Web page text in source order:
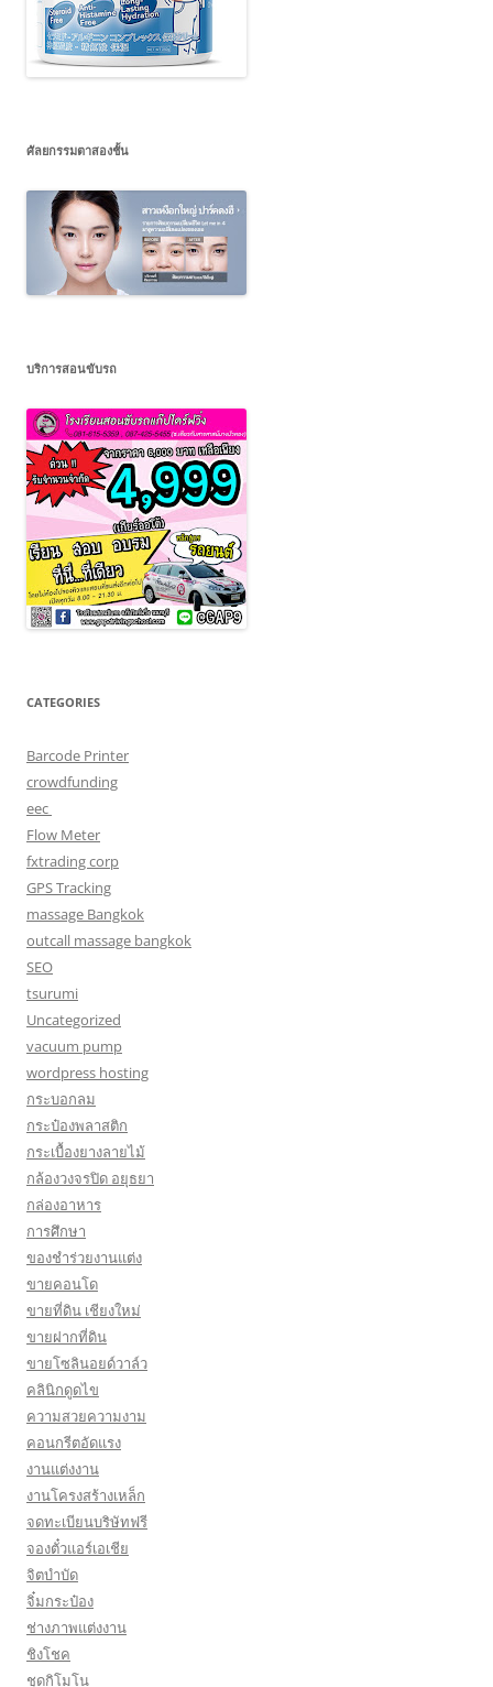
ศัลยกรรมตาสองชั้น
บริการสอนขับรถ
CATEGORIES
Barcode Printer
crowdfunding
eec
Flow Meter
fxtrading corp
GPS Tracking
massage Bangkok
outcall massage bangkok
SEO
tsurumi
Uncategorized
vacuum pump
wordpress hosting
กระบอกลม
กระป๋องพลาสติก
กระเบื้องยางลายไม้
กล้องวงจรปิด อยุธยา
กล่องอาหาร
การศึกษา
ของชำร่วยงานแต่ง
ขายคอนโด
ขายที่ดิน เชียงใหม่
ขายฝากที่ดิน
ขายโซลินอยด์วาล์ว
คลินิกดูดไข
ความสวยความงาม
คอนกรีตอัดแรง
งานแต่งงาน
งานโครงสร้างเหล็ก
จดทะเบียนบริษัทฟรี
จองตั๋วแอร์เอเชีย
จิตบำบัด
จิ๋มกระป๋อง
ช่างภาพแต่งงาน
ชิงโชค
ชุดกิโมโน